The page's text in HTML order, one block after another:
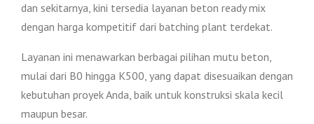
dan sekitarnya, kini tersedia layanan beton ready mix
dengan harga kompetitif dari batching plant terdekat.
Layanan ini menawarkan berbagai pilihan mutu beton,
mulai dari B0 hingga K500, yang dapat disesuaikan dengan
kebutuhan proyek Anda, baik untuk konstruksi skala kecil
maupun besar.